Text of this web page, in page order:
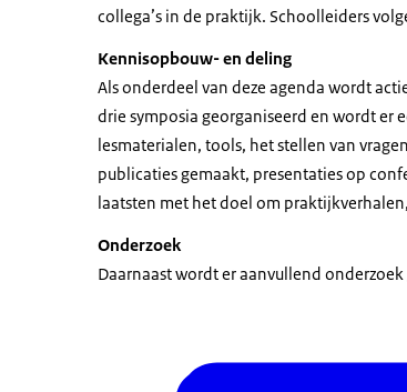
collega’s in de praktijk. Schoolleiders
Kennisopbouw- en deling
Als onderdeel van deze agenda wordt
drie symposia georganiseerd en wordt
lesmaterialen, tools, het stellen van
publicaties gemaakt, presentaties op
laatsten met het doel om
Onderzoek
Daarnaast wordt er aanvullend